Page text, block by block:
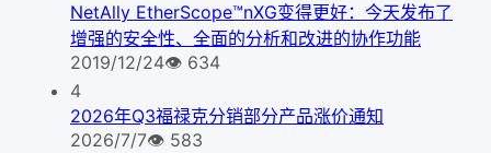
NetAlly EtherScope™nXG变得更好：今天发布了
增强的安全性、全面的分析和改进的协作功能
2019/12/24👁 634
4
2026年Q3福禄克分销部分产品涨价通知
2026/7/7👁 583